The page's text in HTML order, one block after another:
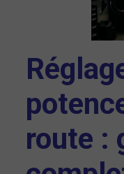
route :